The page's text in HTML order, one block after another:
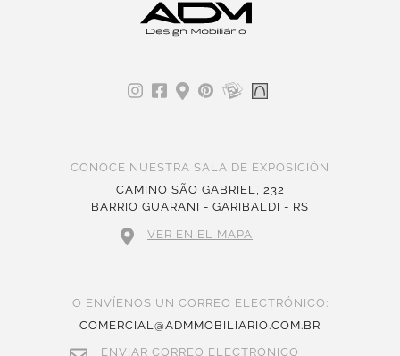
CONOCE NUESTRA SALA DE EXPOSICIÓN
CAMINO SÃO GABRIEL, 232
BARRIO GUARANI - GARIBALDI - RS
VER EN EL MAPA
O ENVÍENOS UN CORREO ELECTRÓNICO:
COMERCIAL@ADMMOBILIARIO.COM.BR
ENVIAR CORREO ELECTRÓNICO